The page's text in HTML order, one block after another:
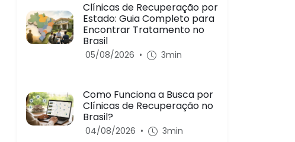
Clínicas de Recuperação por
Estado: Guia Completo para
Encontrar Tratamento no
Brasil
05/08/2026 • 3min
Como Funciona a Busca por
Clínicas de Recuperação no
Brasil?
04/08/2026 • 3min